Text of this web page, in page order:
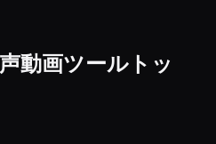
動画ツールトッ